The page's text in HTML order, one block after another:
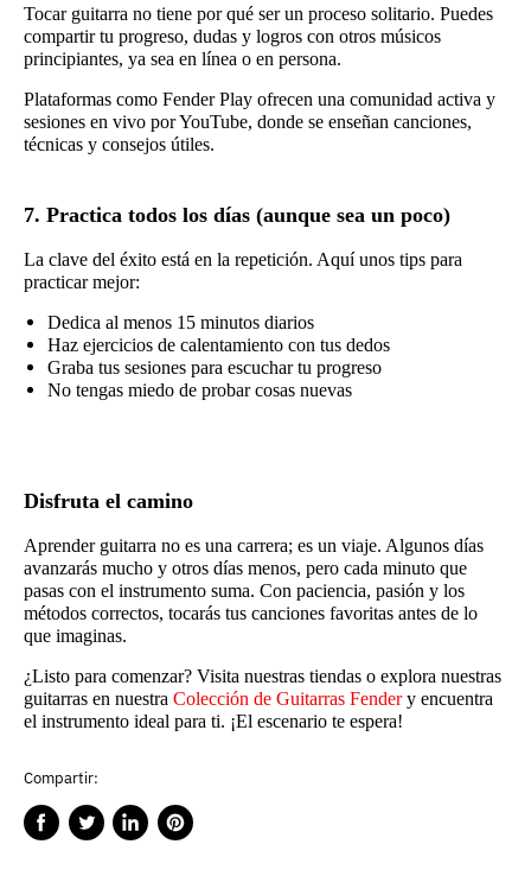
Tocar guitarra no tiene por qué ser un proceso solitario. Puedes
compartir tu progreso, dudas y logros con otros músicos
principiantes, ya sea en línea o en persona.
Plataformas como Fender Play ofrecen una comunidad activa y
sesiones en vivo por YouTube, donde se enseñan canciones,
técnicas y consejos útiles.
7. Practica todos los días (aunque sea un poco)
La clave del éxito está en la repetición. Aquí unos tips para
practicar mejor:
Dedica al menos 15 minutos diarios
Haz ejercicios de calentamiento con tus dedos
Graba tus sesiones para escuchar tu progreso
No tengas miedo de probar cosas nuevas
Disfruta el camino
Aprender guitarra no es una carrera; es un viaje. Algunos días
avanzarás mucho y otros días menos, pero cada minuto que
pasas con el instrumento suma. Con paciencia, pasión y los
métodos correctos, tocarás tus canciones favoritas antes de lo
que imaginas.
¿Listo para comenzar? Visita nuestras tiendas o explora nuestras
guitarras en nuestra Colección de Guitarras Fendery encuentra
el instrumento ideal para ti. ¡El escenario te espera!
Compartir:
CompartirPublicarCompartirGuardar